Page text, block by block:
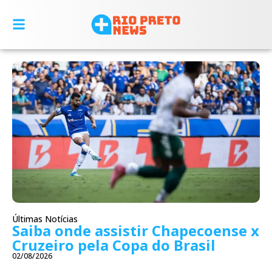
Últimas Notícias
Saiba onde assistir Chapecoense x
Cruzeiro pela Copa do Brasil
02/08/2026